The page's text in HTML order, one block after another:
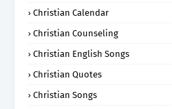
Christian Calendar
Christian Counseling
Christian English Songs
Christian Quotes
Christian Songs